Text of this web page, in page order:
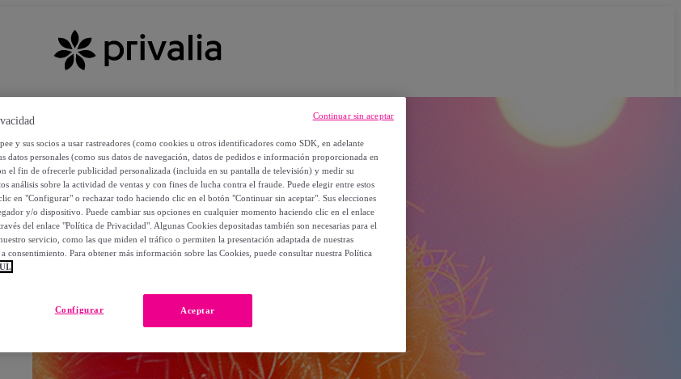
y sus socios a usar rastreadores (como cookies u otros identificadores como SDK, en adelante
datos personales (como sus datos de navegación, datos de pedidos e información proporcionada en
el fin de ofrecerle publicidad personalizada (incluida en su pantalla de televisión) y medir su
análisis sobre la actividad de ventas y con fines de lucha contra el fraude. Puede elegir entre estos
en "Configurar" o rechazar todo haciendo clic en el botón "Continuar sin aceptar". Sus elecciones
y/o dispositivo. Puede cambiar sus opciones en cualquier momento haciendo clic en el enlace
del enlace "Política de Privacidad". Algunas Cookies depositadas también son necesarias para el
servicio, como las que miden el tráfico o permiten la presentación adaptada de nuestras
consentimiento. Para obtener más información sobre las Cookies, puede consultar nuestra Política
Aceptar
Configurar
Continuar sin aceptar